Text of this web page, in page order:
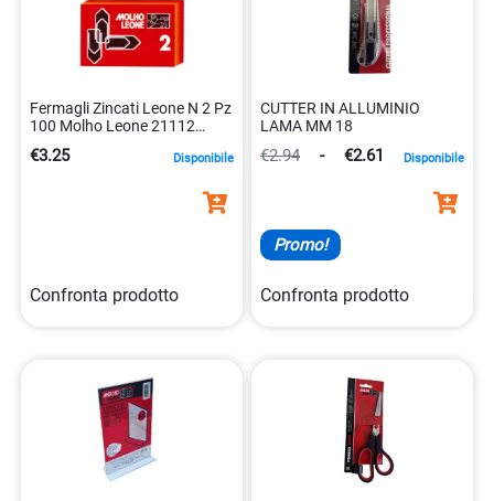
Fermagli Zincati Leone N 2 Pz
100 Molho Leone 21112
8002057211127
€3.25 Disponibile
Confronta prodotto
CUTTER IN ALLUMINIO
LAMA MM 18
€2.94 €2.61 Disponibile
Promo!
Confronta prodotto